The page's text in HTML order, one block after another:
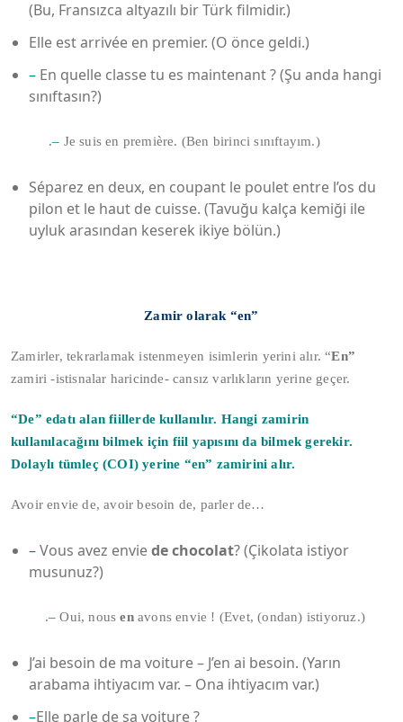
(Bu, Fransızca altyazılı bir Türk filmidir.)
Elle est arrivée en premier. (O önce geldi.)
– En quelle classe tu es maintenant ? (Şu anda hangi
sınıftasın?)
.– Je suis en première. (Ben birinci sınıftayım.)
Séparez en deux, en coupant le poulet entre l’os du
pilon et le haut de cuisse. (Tavuğu kalça kemiği ile
uyluk arasından keserek ikiye bölün.)
Zamir olarak “en”
Zamirler, tekrarlamak istenmeyen isimlerin yerini alır. “En”
zamiri -istisnalar haricinde- cansız varlıkların yerine geçer.
“De” edatı alan fiillerde kullanılır. Hangi zamirin
kullanılacağını bilmek için fiil yapısını da bilmek gerekir.
Dolaylı tümleç (COI) yerine “en” zamirini alır.
Avoir envie de, avoir besoin de, parler de…
–Vous avez enviede chocolat? (Çikolata istiyor
musunuz?)
.– Oui, nousenavons envie ! (Evet, (ondan) istiyoruz.)
J’ai besoin de ma voiture – J’en ai besoin. (Yarın
arabama ihtiyacım var. – Ona ihtiyacım var.)
–Elle parle de sa voiture ?